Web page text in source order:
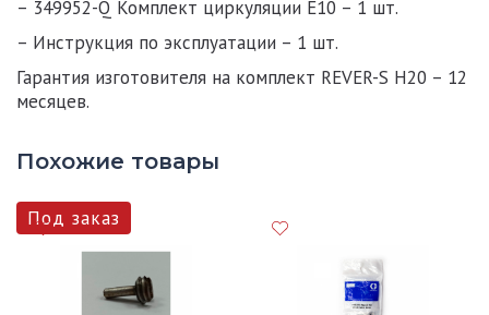
– 349952-Q Комплект циркуляции E10 – 1 шт.
– Инструкция по эксплуатации – 1 шт.
Гарантия изготовителя на комплект REVER-S H20 – 12
месяцев.
Похожие товары